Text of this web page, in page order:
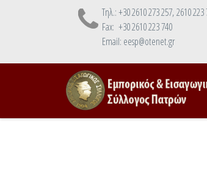
Τηλ.: +30 2610 273 257, 2610 223
Fax: +30 2610 223 740
Email: eesp@otenet.gr